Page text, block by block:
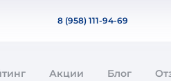
8 (958) 111-94-69
Акции Блог